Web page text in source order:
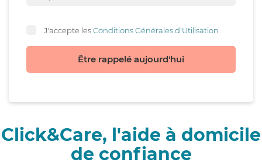
J'accepte lesConditions Générales d'Utilisation
Être rappelé aujourd'hui
Click&Care, l'aide à domicile
de confiance